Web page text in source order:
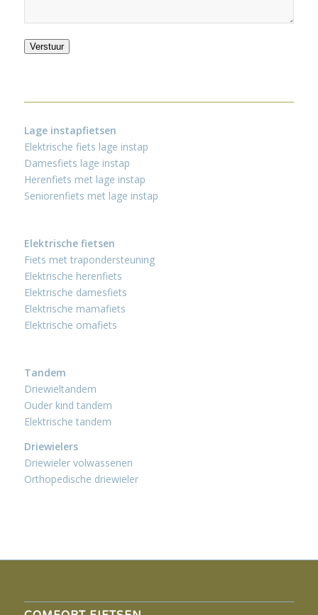
Verstuur
Lage instapfietsen
Elektrische fiets lage instap
Damesfiets lage instap
Herenfiets met lage instap
Seniorenfiets met lage instap
Elektrische fietsen
Fiets met trapondersteuning
Elektrische herenfiets
Elektrische damesfiets
Elektrische mamafiets
Elektrische omafiets
Tandem
Driewieltandem
Ouder kind tandem
Elektrische tandem
Driewielers
Driewieler volwassenen
Orthopedische driewieler